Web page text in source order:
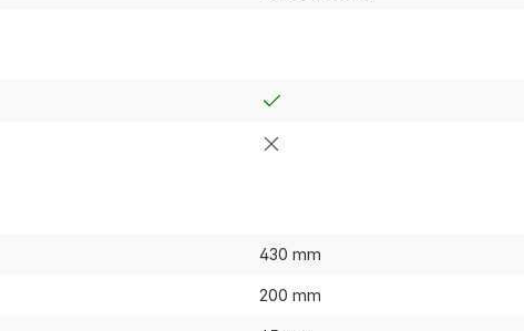
430 mm
200 mm